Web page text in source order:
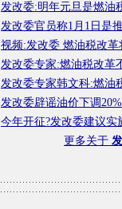
发改委:明年元旦是燃油
发改委官员称1月1日是
视频:发改委 燃油税改革
发改委专家:燃油税改革
发改委专家韩文科:燃油
发改委辟谣油价下调
今年开征?发改委建议实
更多关于